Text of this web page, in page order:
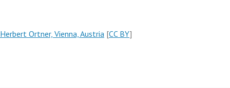
Herbert Ortner, Vienna, Austria [CC BY]